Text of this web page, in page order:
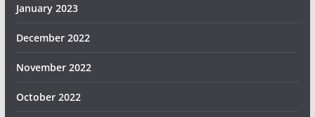
January 2023
December 2022
November 2022
October 2022